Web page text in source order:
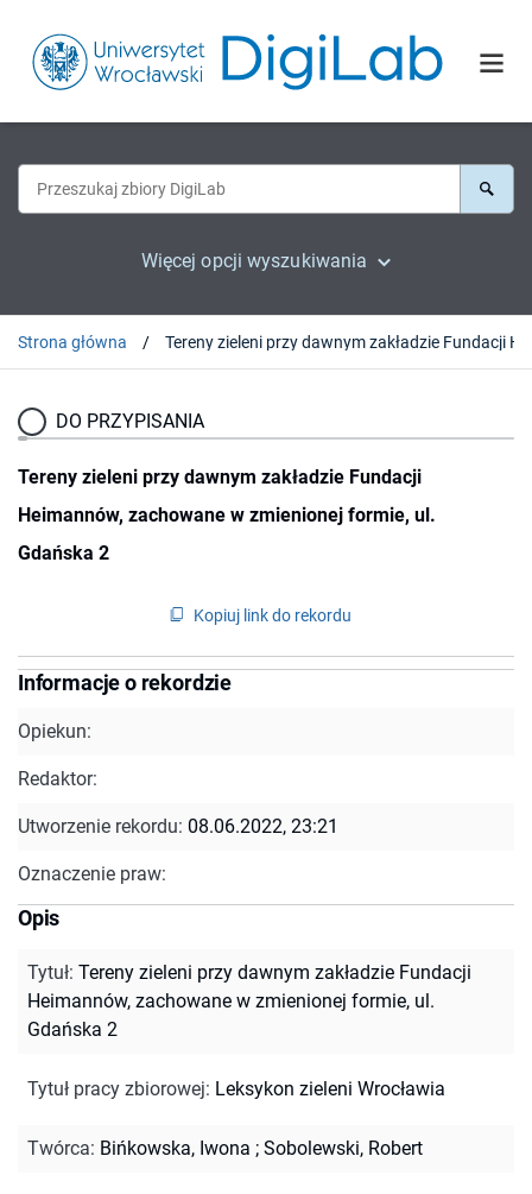
Więcej opcji wyszukiwania
Strona główna
DO PRZYPISANIA
Tereny zieleni przy dawnym zakładzie Fundacji
Heimannów, zachowane w zmienionej formie, ul.
Gdańska 2
Kopiuj link do rekordu
Informacje o rekordzie
Opiekun:
Redaktor:
Utworzenie rekordu: 08.06.2022, 23:21
Oznaczenie praw:
Opis
Tytuł: Tereny zieleni przy dawnym zakładzie Fundacji
Heimannów, zachowane w zmienionej formie, ul.
Gdańska 2
Tytuł pracy zbiorowej: Leksykon zieleni Wrocławia
Twórca: Bińkowska, Iwona ; Sobolewski, Robert